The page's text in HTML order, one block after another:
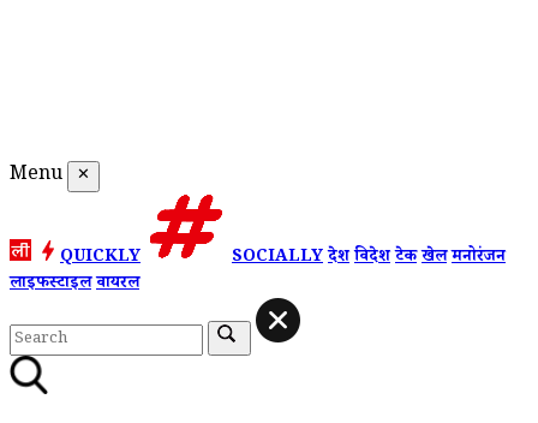
Menu ✕
QUICKLY SOCIALLYदेशविदेशटेकखेलमनोरंजन
लाइफस्टाइलवायरल